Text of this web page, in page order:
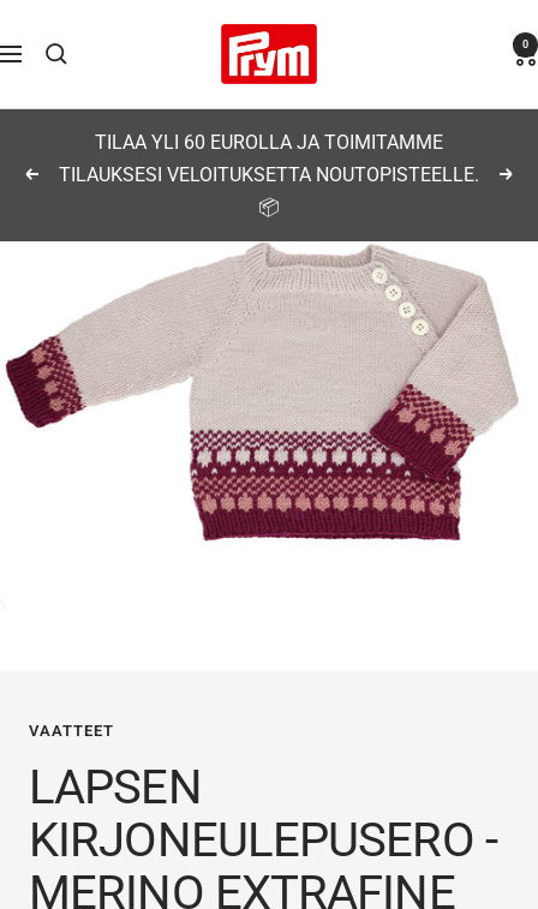
sisältöön
Navigaatio
Prym 0
Edellinen
TILAA YLI 60 EUROLLA JA TOIMITAMME
TILAUKSESI VELOITUKSETTA NOUTOPISTEELLE.
📦
VAATTEET
LAPSEN
KIRJONEULEPUSERO -
MERINO EXTRAFINE